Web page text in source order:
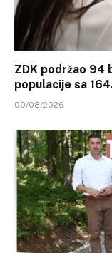
ZDK podržao 94
populacije sa
09/08/2026